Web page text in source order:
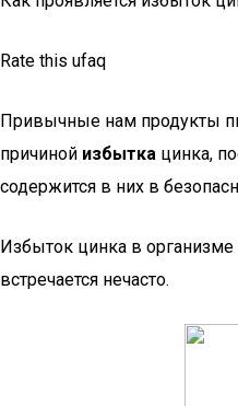
Rate this ufaq
Привычные нам продукты
причиной избытка цинка,
содержится в них в
Избыток цинка в
встречается нечасто.